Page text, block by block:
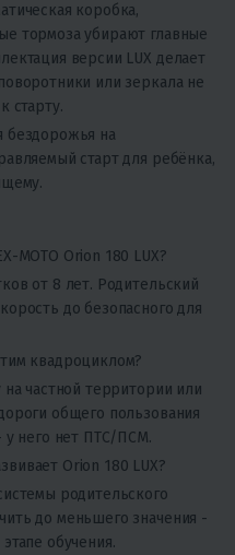
коробка,
тормоза убирают главные
версии LUX делает
или зеркала не
старту.
бездорожья на
старт для ребёнка,
MOTO Orion 180 LUX?
от 8 лет. Родительский
до безопасного для
квадроциклом?
частной территории или
общего пользования
у него нет ПТС/ПСМ.
Orion 180 LUX?
родительского
до меньшего значения -
обучения.